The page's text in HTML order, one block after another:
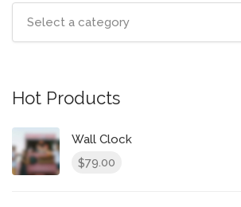
Select a category
Hot Products
Wall Clock
$79.00